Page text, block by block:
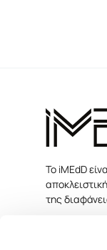
Το iMEdD
της